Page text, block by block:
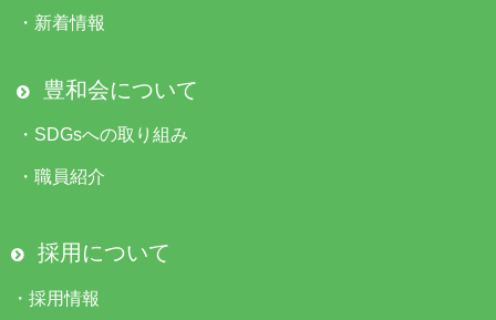
・ 新着情報
豊和会について
・ SDGsへの取り組み
・ 職員紹介
採用について
・ 採用情報